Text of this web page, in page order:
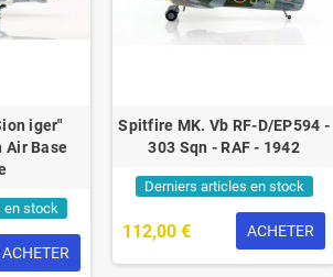
iger"
Air Base
en stock
ACHETER
Spitfire MK. Vb RF-D/EP594 -
303 Sqn - RAF - 1942
Derniers articles en stock
112,00 € ACHETER